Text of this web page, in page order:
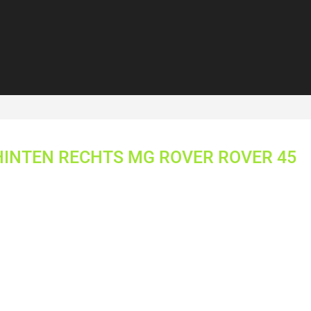
RECHTS MG ROVER ROVER 45